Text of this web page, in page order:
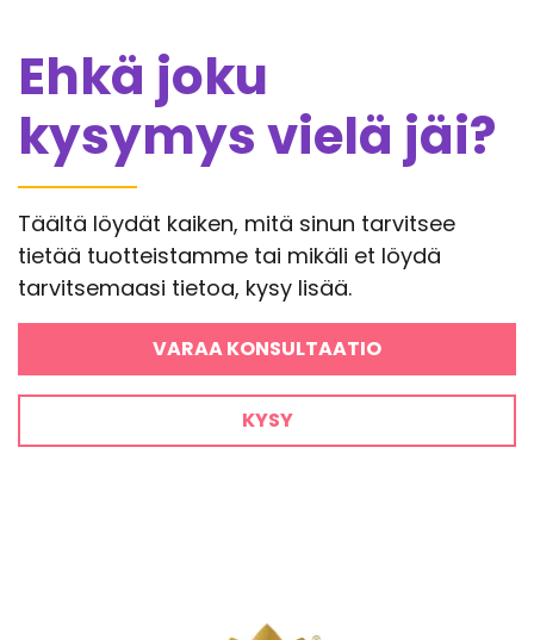
Ehkä joku
kysymys vielä jäi?
Täältä löydät kaiken, mitä sinun tarvitsee
tietää tuotteistamme tai mikäli et löydä
tarvitsemaasi tietoa, kysy lisää.
VARAA KONSULTAATIO
KYSY